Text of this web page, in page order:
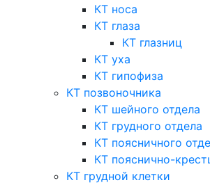
КТ носа
КТ глаза
КТ глазниц
КТ уха
КТ гипофиза
КТ позвоночника
КТ шейного отдела
КТ грудного отдела
КТ поясничного
КТ пояснично-
КТ грудной клетки